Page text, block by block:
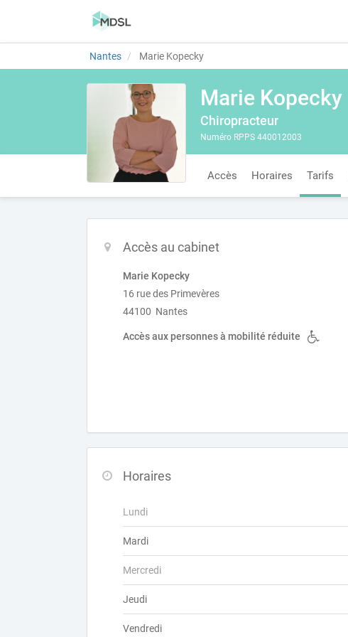
Nantes Marie Kopecky
Marie Kopecky
Chiropracteur
Numéro RPPS 440012003
Accès Horaires Tarifs
Accès au cabinet
Marie Kopecky
16 rue des Primevères
44100 Nantes
Accès aux personnes à mobilité réduite
Horaires
Lundi
Mardi
Mercredi
Jeudi
Vendredi